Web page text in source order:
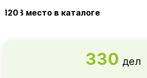
1208 место в каталоге
330 дел